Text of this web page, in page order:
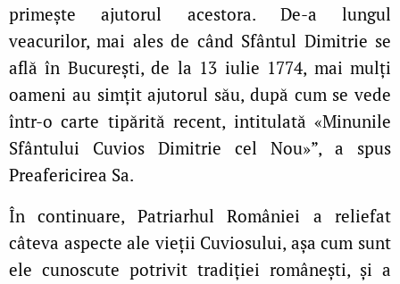
primește ajutorul acestora. De‑a lungul
veacurilor, mai ales de când Sfântul Dimitrie se
află în București, de la 13 iulie 1774, mai mulți
oameni au simțit ajutorul său, după cum se vede
într‑o carte tipărită recent, intitulată «Minunile
Sfântului Cuvios Dimitrie cel Nou»”, a spus
Preafericirea Sa.
În continuare, Patriarhul României a reliefat
câteva aspecte ale vieții Cuviosului, așa cum sunt
ele cunoscute potrivit tradiției românești, și a